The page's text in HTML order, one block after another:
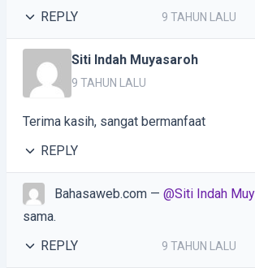
REPLY
9 TAHUN LALU
Siti Indah Muyasaroh
9 TAHUN LALU
Terima kasih, sangat bermanfaat
REPLY
Bahasaweb.com — @Siti Indah
sama.
REPLY
9 TAHUN LALU